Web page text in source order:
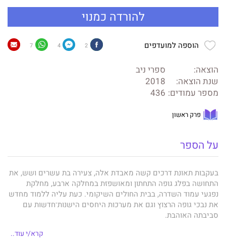
להורדה כמנוי
הוספה למועדפים 2
4
7
הוצאה:
ספרי ניב
שנת הוצאה:
2018
מספר עמודים: 436
פרק ראשון
על הספר
בעקבות תאונת דרכים קשה מאבדת אלה, צעירה בת עשרים ושש, את
התחושה בפלג גופה התחתון ומאושפזת במחלקה ארבע, מחלקת
נפגעי עמוד השדרה, בבית החולים השיקומי. כעת עליה ללמוד מחדש
את נבכי גופה הרצוץ וגם את מערכות היחסים הישנות־חדשות עם
סביבתה האוהבת.
בעל כורחה הופכת אלה, בחורה אופטימית, תוססת ומינית, לאסירה
קרא/י עוד..